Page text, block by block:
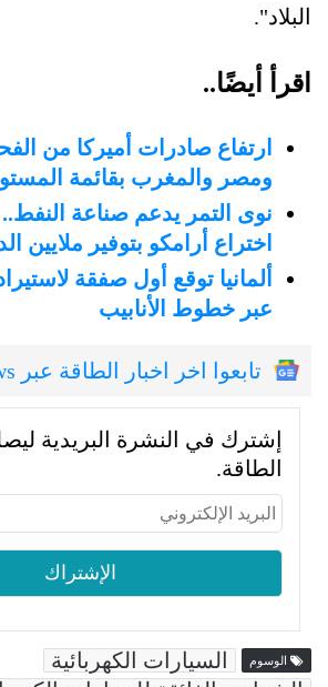
البلاد".
اقرأ أيضًا..
ارتفاع صادرات أميركا من
ومصر والمغرب بقائمة
نوى التمر يدعم صناعة
اختراع أرامكو بتوفير ملايين
ألمانيا توقع أول صفقة
عبر خطوط الأنابيب
تابعوا اخر اخبار الطاقة عبر Google News
إشترك في النشرة البريدية
الطاقة.
الوسوم
السيارات الكهربائية